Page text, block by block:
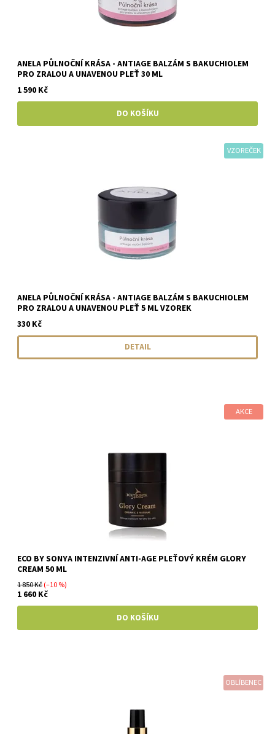
ANELA PŮLNOČNÍ KRÁSA - ANTIAGE BALZÁM S BAKUCHIOLEM
PRO ZRALOU A UNAVENOU PLEŤ 30 ML
1 590 Kč
VZOREČEK
ANELA PŮLNOČNÍ KRÁSA - ANTIAGE BALZÁM S BAKUCHIOLEM
PRO ZRALOU A UNAVENOU PLEŤ 5 ML VZOREK
330 Kč
DETAIL
AKCE
ECO BY SONYA INTENZIVNÍ ANTI-AGE PLEŤOVÝ KRÉM GLORY
CREAM 50 ML
1 850 Kč(–10 %)
1 660 Kč
OBLÍBENEC